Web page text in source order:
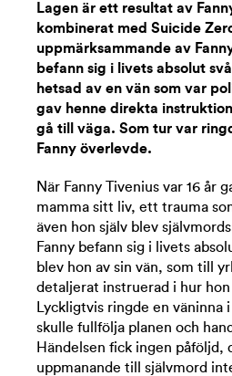
Lagen är ett resultat av
kombinerat med Suicide
uppmärksammande av
befann sig i livets absolut
hetsad av en vän som var
gav henne direkta
gå till väga. Som tur var
Fanny överlevde.
När Fanny Tivenius var 16 år
mamma sitt liv, ett trauma
även hon själv blev
Fanny befann sig i livets
blev hon av sin vän, som till
detaljerat instruerad i hur
Lyckligtvis ringde en väninna
skulle fullfölja planen och
Händelsen fick ingen påföljd,
uppmanande till självmord